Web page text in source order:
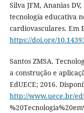
Silva JFM, Ananias
tecnología educativa
cardiovasculares. Em
https://doi.org/
Santos ZMSA.
a construção e
EdUECE; 2016.
http://www.uece.br/